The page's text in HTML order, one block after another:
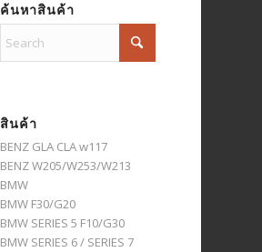
ค้นหาสินค้า
สินค้า
BENZ GLA CLA w117
BENZ W205/W253/W213
BMW
BMW F30/G20
BMW SERIES 5 F10/G30
BMW SERIES 6 / SERIES 7